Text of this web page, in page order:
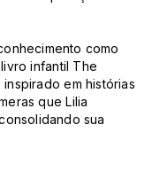
como
infantil The
em histórias
que Lilia
sua